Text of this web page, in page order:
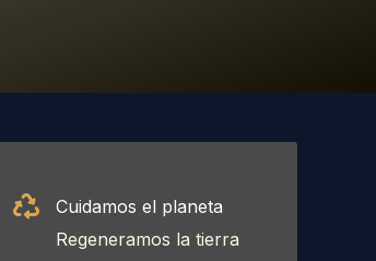
Cuidamos el planeta
Regeneramos la tierra